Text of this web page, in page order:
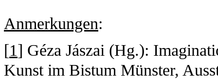
Anmerkungen:
[1] Géza Jászai (Hg.):
Kunst im Bistum Münster,